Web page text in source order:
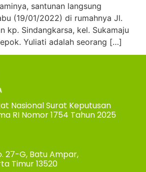
santunan langsung
(19/01/2022) di rumahnya Jl.
kp. Sindangkarsa, kel. Sukamaju
Yuliati adalah seorang […]
Nasional Surat Keputusan
RI Nomor 1754 Tahun 2025
27-G, Batu Ampar,
Timur 13520